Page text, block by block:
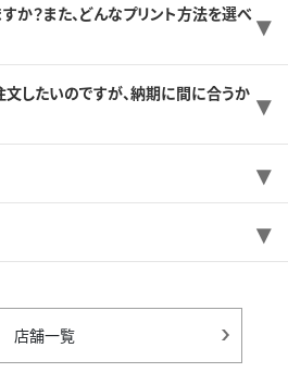
か？また、どんなプリント方法を選べ
したいのですが、納期に間に合うか
店舗一覧